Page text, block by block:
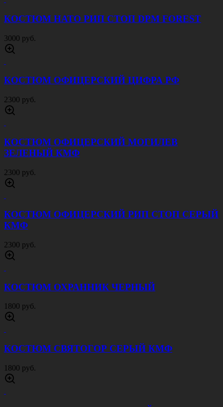
1800 руб.
КОСТЮМ СВЯТОГОР СЕРЫЙ КМФ
1800 руб.
КОСТЮМ СВЯТОГОР ЧЕРНЫЙ
1800 руб.
КОСТЮМ СЕКЬЮРИТИ ЧЕРНЫЙ
1800 руб.
КОСТЮМ СПЕЦНАЗ ЗЕЛЕНЫЙ КАМЫШ
2800 руб.
КОСТЮМ СПЕЦНАЗ СЕРЫЙ КАМЫШ
2800 руб.
КОСТЮМ СПЕЦНАЗ ЧЕРНЫЙ
2800 руб.